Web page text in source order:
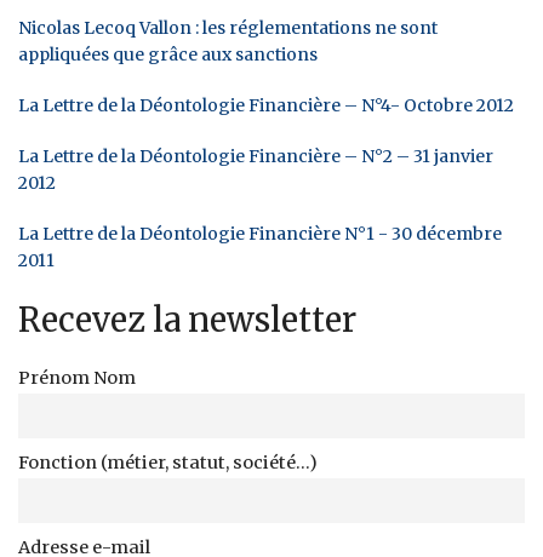
Nicolas Lecoq Vallon : les réglementations ne sont
appliquées que grâce aux sanctions
La Lettre de la Déontologie Financière – N°4- Octobre 2012
La Lettre de la Déontologie Financière – N°2 – 31 janvier
2012
La Lettre de la Déontologie Financière N°1 - 30 décembre
2011
Recevez la newsletter
Prénom Nom
Fonction (métier, statut, société...)
Adresse e-mail